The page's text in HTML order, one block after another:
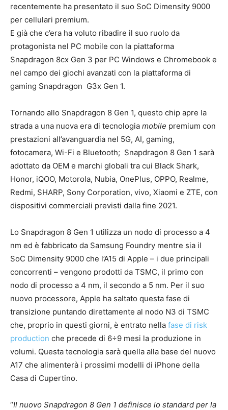
recentemente ha presentato il suo SoC Dimensity 9000
per cellulari premium.
E già che c’era ha voluto ribadire il suo ruolo da
protagonista nel PC mobile con la piattaforma
Snapdragon 8cx Gen 3 per PC Windows e Chromebook e
nel campo dei giochi avanzati con la piattaforma di
gaming Snapdragon G3x Gen 1.
Tornando allo Snapdragon 8 Gen 1, questo chip apre la
strada a una nuova era di tecnologia mobile premium con
prestazioni all’avanguardia nel 5G, AI, gaming,
fotocamera, Wi-Fi e Bluetooth; Snapdragon 8 Gen 1 sarà
adottato da OEM e marchi globali tra cui Black Shark,
Honor, iQOO, Motorola, Nubia, OnePlus, OPPO, Realme,
Redmi, SHARP, Sony Corporation, vivo, Xiaomi e ZTE, con
dispositivi commerciali previsti dalla fine 2021.
Lo Snapdragon 8 Gen 1 utilizza un nodo di processo a 4
nm ed è fabbricato da Samsung Foundry mentre sia il
SoC Dimensity 9000 che l’A15 di Apple – i due principali
concorrenti – vengono prodotti da TSMC, il primo con
nodo di processo a 4 nm, il secondo a 5 nm. Per il suo
nuovo processore, Apple ha saltato questa fase di
transizione puntando direttamente al nodo N3 di TSMC
che, proprio in questi giorni, è entrato nella fase di risk
production che precede di 6÷9 mesi la produzione in
volumi. Questa tecnologia sarà quella alla base del nuovo
A17 che alimenterà i prossimi modelli di iPhone della
Casa di Cupertino.
“Il nuovo Snapdragon 8 Gen 1 definisce lo standard per la